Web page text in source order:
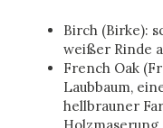
Birch (Birke):
weißer Rinde
French Oak
Laubbaum,
hellbrauner